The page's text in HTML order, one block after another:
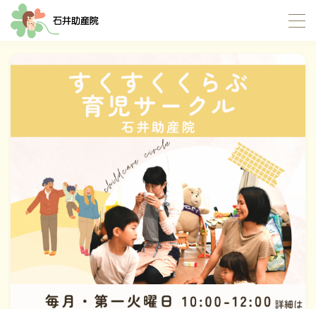
当院について
サポート内容
お産サポート
母乳サポート
イトオテルミー療法
産褥入院サポート
お母さんたちの応援団